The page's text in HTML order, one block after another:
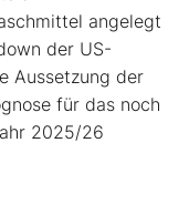
angelegt
der US-
Aussetzung der
für das noch
2025/26